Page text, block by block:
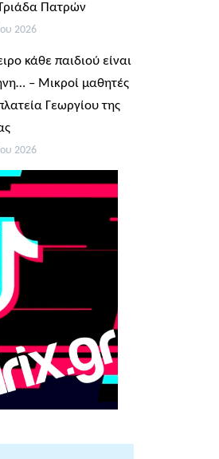
Πατρών
2026
κάθε παιδιού είναι
– Μικροί μαθητές
Γεωργίου της
2026